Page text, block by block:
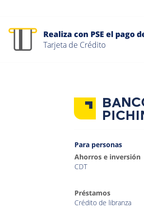
Realiza con PSE el pago
Tarjeta de Crédito
Para personas
Ahorros e inversión
CDT
Préstamos
Crédito de libranza